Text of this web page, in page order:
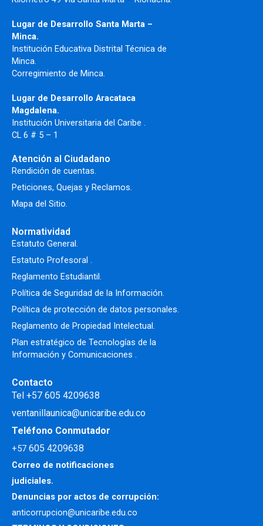
Lugar de Desarrollo Santa Marta –
Minca.
Institución Educativa Distrital Técnica de
Minca.
Corregimiento de Minca.
Lugar de Desarrollo Aracataca
Magdalena.
Institución Universitaria del Caribe .
CL 6 # 5 – 1
Atención al Ciudadano
Rendición de cuentas.
Peticiones, Quejas y Reclamos.
Mapa del Sitio.
Normatividad
Estatuto General.
Estatuto Profesoral .
Reglamento Estudiantil.
Política de Seguridad de la Información.
Política de protección de datos personales.
Reglamento de Propiedad Intelectual.
Plan estratégico de Tecnologías de la
Información y Comunicaciones .
Contacto
Tel +57 605 4209638
ventanillaunica@unicaribe.edu.co
Teléfono Conmutador
+57 605 4209638
Correo de notificaciones
judiciales.
Denuncias por actos de corrupción:
anticorrupcion@unicaribe.edu.co